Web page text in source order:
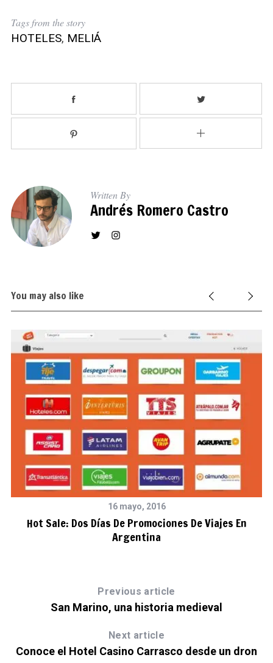
Tags from the story
HOTELES, MELIÁ
Written By
Andrés Romero Castro
You may also like
16 mayo, 2016
Hot Sale: Dos Días De Promociones De Viajes En
Argentina
Previous article
San Marino, una historia medieval
Next article
Conoce el Hotel Casino Carrasco desde un dron
S
f
o
r
: